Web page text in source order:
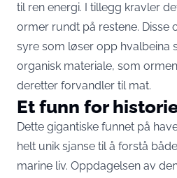
til ren energi. I tillegg kravler
ormer rundt på restene. Disse
syre som løser opp hvalbeina
organisk materiale, som
deretter forvandler til mat.
Et funn for
Dette gigantiske funnet på
helt unik sjanse til å forstå
marine liv. Oppdagelsen av